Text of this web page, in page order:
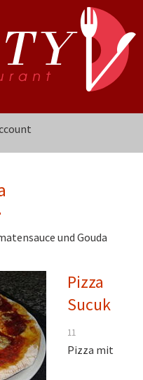
und Gouda
Pizza
Sucuk
11
Pizza mit